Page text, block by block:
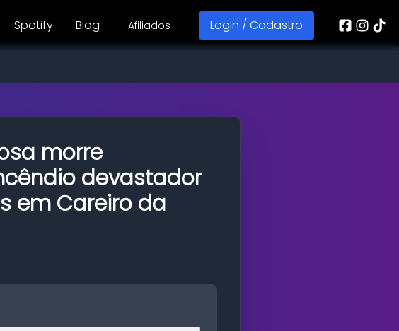
Spotify Blog Afiliados Login / Cadastro
morre
devastador
em Careiro da